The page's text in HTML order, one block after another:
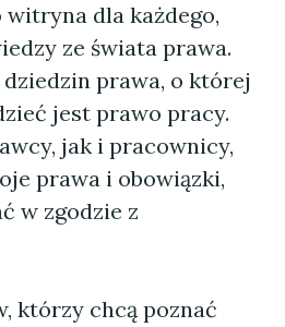
dla każdego,
ze świata prawa.
dziedzin prawa, o której
jest prawo pracy.
jak i pracownicy,
prawa i obowiązki,
w zgodzie z
którzy chcą poznać